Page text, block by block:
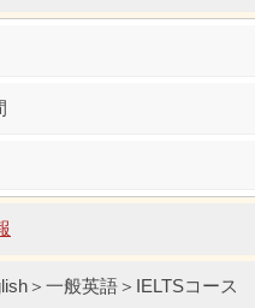
＞一般英語＞IELTSコース